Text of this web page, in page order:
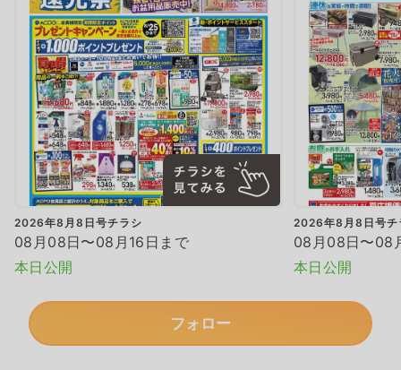
2026年8月8日号チラシ
08月08日〜08月16日まで
本日公開
2026年8月8日号チ
08月08日〜08
本日公開
フォロー